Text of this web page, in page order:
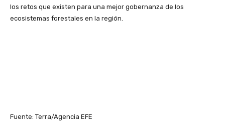
los retos que existen para una mejor gobernanza de los
ecosistemas forestales en la región.
Fuente: Terra/Agencia EFE